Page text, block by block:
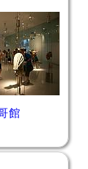
館